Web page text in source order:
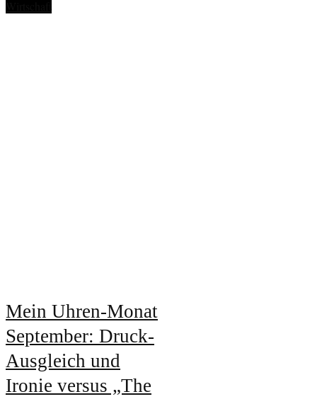
Mein Uhren-Monat
September: Druck-
Ausgleich und
Ironie versus „The